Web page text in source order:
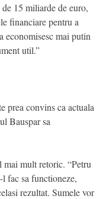
15 miliarde de euro,
financiare pentru a
economisesc mai putin
util.”
prea convins ca actuala
Bauspar sa
mai mult retoric. “Petru
fac sa functioneze,
rezultat. Sumele vor